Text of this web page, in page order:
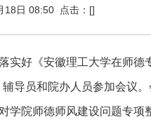
18日 08:50 点击：[]
好《安徽理工大学在师
导员和院办人员参加会议。
院师德师风建设问题专